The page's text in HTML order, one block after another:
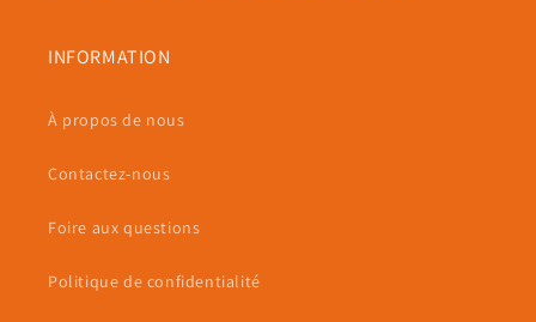
INFORMATION
À propos de nous
Contactez-nous
Foire aux questions
Politique de confidentialité